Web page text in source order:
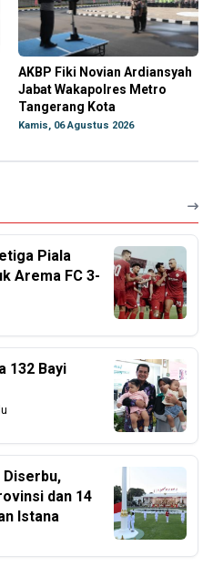
AKBP Fiki Novian Ardiansyah
Jabat Wakapolres Metro
Tangerang Kota
Kamis, 06 Agustus 2026
Piala
Arema FC 3-
132 Bayi
Diserbu,
dan 14
Istana